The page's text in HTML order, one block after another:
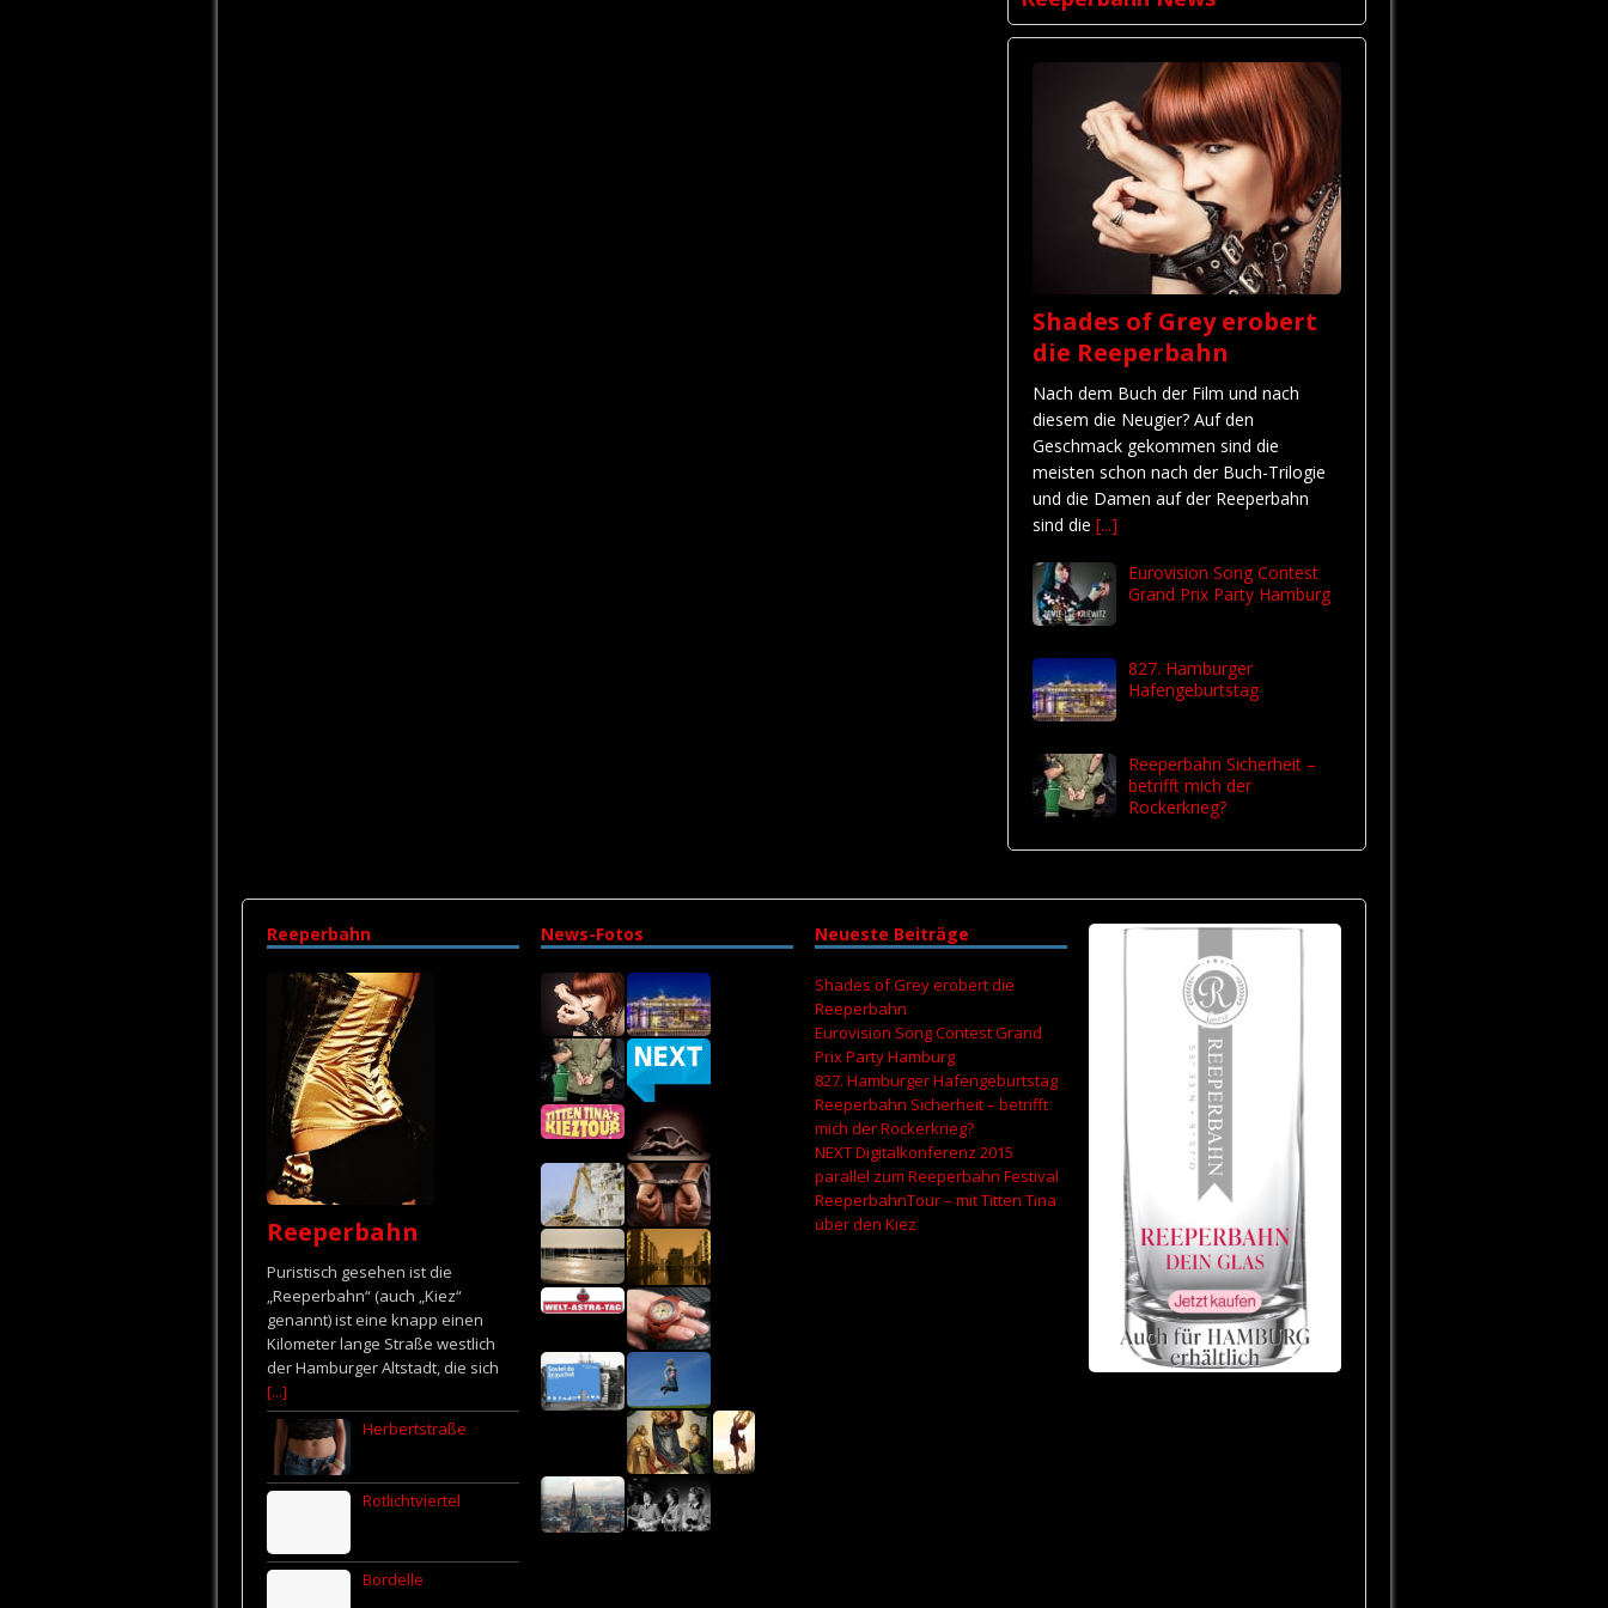
Shades of Grey erobert
die Reeperbahn
Nach dem Buch der Film und nach
diesem die Neugier? Auf den
Geschmack gekommen sind die
meisten schon nach der Buch-Trilogie
und die Damen auf der Reeperbahn
sind die [...]
Eurovision Song Contest
Grand Prix Party Hamburg
827. Hamburger
Hafengeburtstag
Reeperbahn Sicherheit –
betrifft mich der
Rockerkrieg?
Reeperbahn
Reeperbahn
Puristisch gesehen ist die
„Reeperbahn“ (auch „Kiez“
genannt) ist eine knapp einen
Kilometer lange Straße westlich
der Hamburger Altstadt, die sich
[...]
Herbertstraße
Rotlichtviertel
Bordelle
News-Fotos Neueste Beiträge
Shades of Grey erobert die
Reeperbahn
Eurovision Song Contest Grand
Prix Party Hamburg
827. Hamburger Hafengeburtstag
Reeperbahn Sicherheit – betrifft
mich der Rockerkrieg?
NEXT Digitalkonferenz 2015
parallel zum Reeperbahn Festival
ReeperbahnTour – mit Titten Tina
über den Kiez